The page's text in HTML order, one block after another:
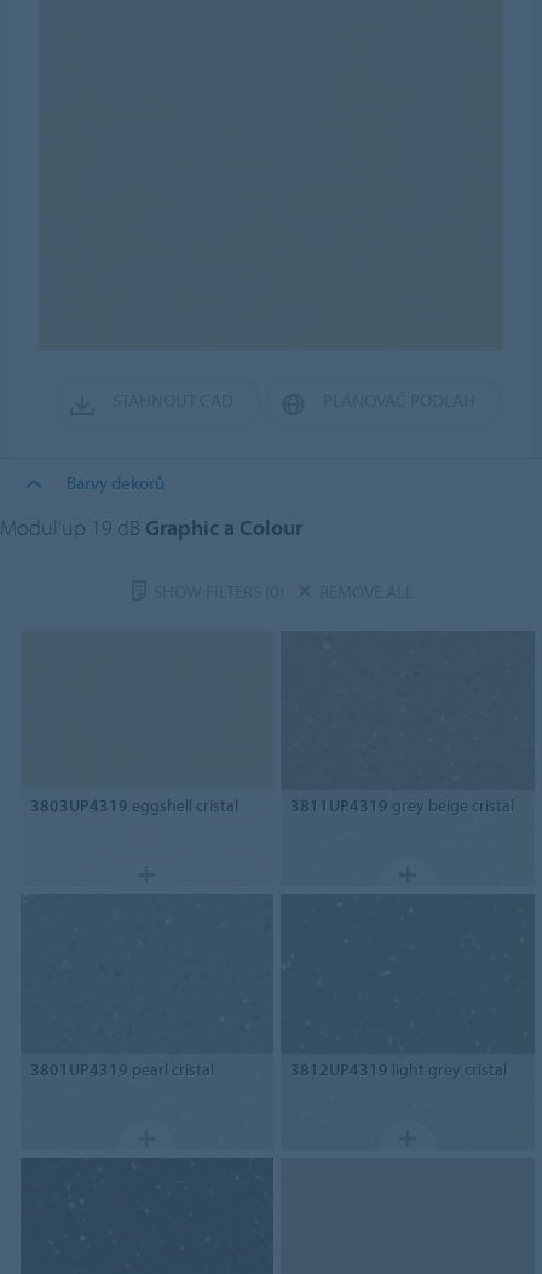
Barvy dekorů
Modul'up 19 dB Graphic a Colour
3803UP4319 eggshell cristal 3811UP4319 grey beige cristal
3801UP4319 pearl cristal 3812UP4319 light grey cristal